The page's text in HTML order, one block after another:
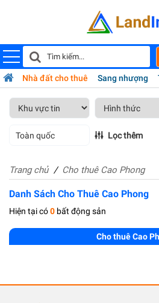
Nhà đất cho thuê Sang nhượng
Toàn quốc Lọc thêm
Trang chủ Cho thuê Cao Phong
Danh Sách Cho Thuê Cao Phong
Hiện tại có0 bất động sản
Cho thuê Cao